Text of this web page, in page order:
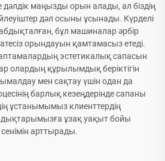
дәлдік маңызды орын алады, ал біздің
дәл осыны ұсынады. Күрделі
бұл машиналар әрбір
орындауын қамтамасыз етеді.
эстетикалық сапасын
олардың құрылымдық беріктігін
мен сақтау үшін одан да
барлық кезеңдерінде сапаны
ұстанымымыз клиенттердің
ұзақ уақыт бойы
арттырады.